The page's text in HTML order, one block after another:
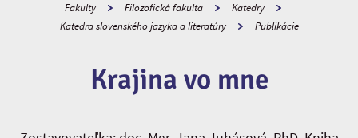
Fakulty Filozofická fakulta
Katedry
Katedra slovenského jazyka a literatúry
Publikácie
Krajina vo mne